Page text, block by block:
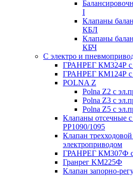
I
Клапаны
КБЛ
Клапаны
КБЧ
С электро и
ГРАНРЕГ КМ324Р с
ГРАНРЕГ КМ124Р с
POLNA Z
Polna Z2 с
Polna Z3 с
Polna Z5 с
Клапаны отсечные
PP1090/1095
Клапан
электроприводом
ГРАНРЕГ КМ307Ф с
Гранрег KM225Ф
Клапан запорно-